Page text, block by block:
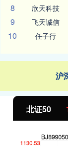
8 欣天科技
9 飞天诚信
10 任子行
沪
北证50